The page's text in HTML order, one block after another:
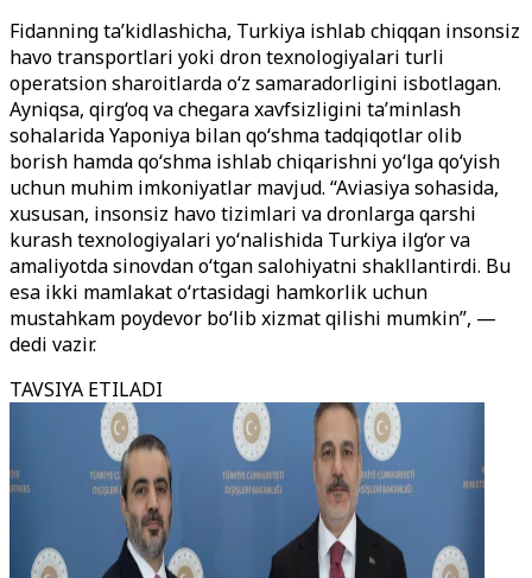
Fidanning ta’kidlashicha, Turkiya ishlab chiqqan insonsiz
havo transportlari yoki dron texnologiyalari turli
operatsion sharoitlarda o‘z samaradorligini isbotlagan.
Ayniqsa, qirg‘oq va chegara xavfsizligini ta’minlash
sohalarida Yaponiya bilan qo‘shma tadqiqotlar olib
borish hamda qo‘shma ishlab chiqarishni yo‘lga qo‘yish
uchun muhim imkoniyatlar mavjud. “Aviasiya sohasida,
xususan, insonsiz havo tizimlari va dronlarga qarshi
kurash texnologiyalari yo‘nalishida Turkiya ilg‘or va
amaliyotda sinovdan o‘tgan salohiyatni shakllantirdi. Bu
esa ikki mamlakat o‘rtasidagi hamkorlik uchun
mustahkam poydevor bo‘lib xizmat qilishi mumkin”, —
dedi vazir.
TAVSIYA ETILADI